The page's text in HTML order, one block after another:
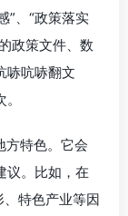
”、“政策落实
政策文件、数
哧吭哧翻文
方特色。它会
议。比如，在
、特色产业等因